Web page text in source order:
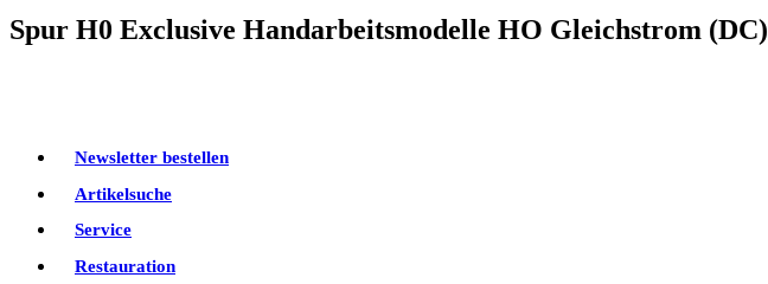
Spur H0 Exclusive Handarbeitsmodelle HO Gleichstrom (DC)
Newsletter bestellen
Artikelsuche
Service
Restauration